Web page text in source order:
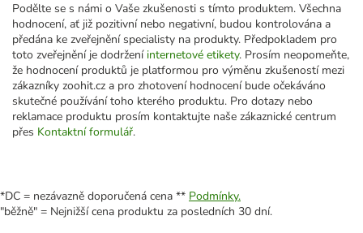
Podělte se s námi o Vaše zkušenosti s tímto produktem. Všechna
hodnocení, ať již pozitivní nebo negativní, budou kontrolována a
předána ke zveřejnění specialisty na produkty. Předpokladem pro
toto zveřejnění je dodržení internetové etikety. Prosím neopomeňte,
že hodnocení produktů je platformou pro výměnu zkušeností mezi
zákazníky zoohit.cz a pro zhotovení hodnocení bude očekáváno
skutečné používání toho kterého produktu. Pro dotazy nebo
reklamace produktu prosím kontaktujte naše zákaznické centrum
přes Kontaktní formulář.
*DC = nezávazně doporučená cena ** Podmínky.
"běžně" = Nejnižší cena produktu za posledních 30 dní.